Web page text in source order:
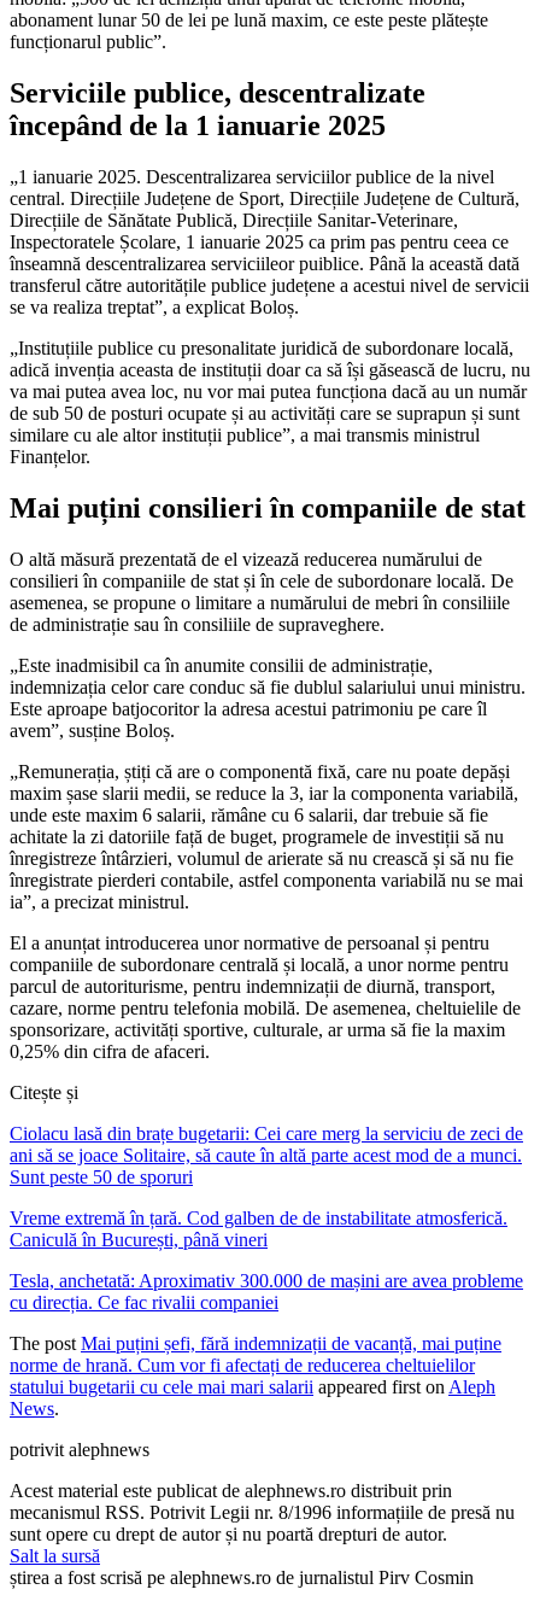
abonament lunar 50 de lei pe lună maxim, ce este peste plătește
funcționarul public”.
Serviciile publice, descentralizate
începând de la 1 ianuarie 2025
„1 ianuarie 2025. Descentralizarea serviciilor publice de la nivel
central. Direcțiile Județene de Sport, Direcțiile Județene de Cultură,
Direcțiile de Sănătate Publică, Direcțiile Sanitar-Veterinare,
Inspectoratele Școlare, 1 ianuarie 2025 ca prim pas pentru ceea ce
înseamnă descentralizarea serviciileor puiblice. Până la această dată
transferul către autoritățile publice județene a acestui nivel de servicii
se va realiza treptat”, a explicat Boloș.
„Instituțiile publice cu presonalitate juridică de subordonare locală,
adică invenția aceasta de instituții doar ca să își găsească de lucru, nu
va mai putea avea loc, nu vor mai putea funcționa dacă au un număr
de sub 50 de posturi ocupate și au activități care se suprapun și sunt
similare cu ale altor instituții publice”, a mai transmis ministrul
Finanțelor.
Mai puțini consilieri în companiile de stat
O altă măsură prezentată de el vizează reducerea numărului de
consilieri în companiile de stat și în cele de subordonare locală. De
asemenea, se propune o limitare a numărului de mebri în consiliile
de administrație sau în consiliile de supraveghere.
„Este inadmisibil ca în anumite consilii de administrație,
indemnizația celor care conduc să fie dublul salariului unui ministru.
Este aproape batjocoritor la adresa acestui patrimoniu pe care îl
avem”, susține Boloș.
„Remunerația, știți că are o componentă fixă, care nu poate depăși
maxim șase slarii medii, se reduce la 3, iar la componenta variabilă,
unde este maxim 6 salarii, rămâne cu 6 salarii, dar trebuie să fie
achitate la zi datoriile față de buget, programele de investiții să nu
înregistreze întârzieri, volumul de arierate să nu crească și să nu fie
înregistrate pierderi contabile, astfel componenta variabilă nu se mai
ia”, a precizat ministrul.
El a anunțat introducerea unor normative de persoanal și pentru
companiile de subordonare centrală și locală, a unor norme pentru
parcul de autoriturisme, pentru indemnizații de diurnă, transport,
cazare, norme pentru telefonia mobilă. De asemenea, cheltuielile de
sponsorizare, activități sportive, culturale, ar urma să fie la maxim
0,25% din cifra de afaceri.
Citește și
Ciolacu lasă din brațe bugetarii: Cei care merg la serviciu de zeci de
ani să se joace Solitaire, să caute în altă parte acest mod de a munci.
Sunt peste 50 de sporuri
Vreme extremă în țară. Cod galben de de instabilitate atmosferică.
Caniculă în București, până vineri
Tesla, anchetată: Aproximativ 300.000 de mașini are avea probleme
cu direcția. Ce fac rivalii companiei
The post Mai puțini șefi, fără indemnizații de vacanță, mai puține
norme de hrană. Cum vor fi afectați de reducerea cheltuielilor
statului bugetarii cu cele mai mari salarii appeared first on Aleph
News.
potrivit alephnews
Acest material este publicat de alephnews.ro distribuit prin
mecanismul RSS. Potrivit Legii nr. 8/1996 informațiile de presă nu
sunt opere cu drept de autor și nu poartă drepturi de autor.
Salt la sursă
știrea a fost scrisă pe alephnews.ro de jurnalistul Pirv Cosmin